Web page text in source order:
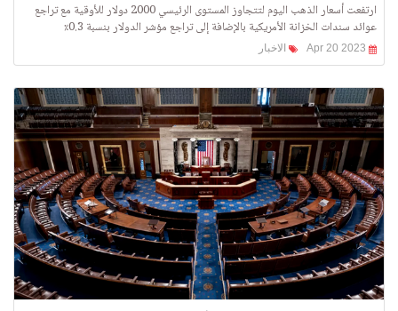
ارتفعت أسعار الذهب اليوم لتتجاوز المستوى الرئيسي 2000 دولار للأوقية مع تراجع
عوائد سندات الخزانة الأمريكية بالإضافة إلى تراجع مؤشر الدولار بنسبة ​​0.3٪
الاخبار